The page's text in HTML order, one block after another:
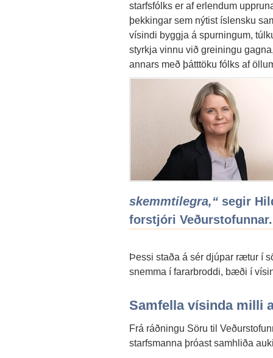
starfsfólks er af erlendum
þekkingar sem nýtist íslensku
vísindi byggja á spurningum,
styrkja vinnu við greiningu
annars með þátttöku fólks af
skemmtilegra,“ segir
forstjóri
Þessi staða á sér djúpar rætur í
snemma í fararbroddi, bæði í
Samfella vísinda milli
Frá ráðningu Söru til
starfsmanna þróast samhliða